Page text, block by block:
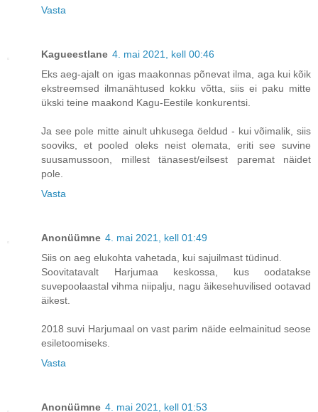
Vasta
Kagueestlane 4. mai 2021, kell 00:46
Eks aeg-ajalt on igas maakonnas põnevat ilma, aga kui kõik
ekstreemsed ilmanähtused kokku võtta, siis ei paku mitte
ükski teine maakond Kagu-Eestile konkurentsi.
Ja see pole mitte ainult uhkusega öeldud - kui võimalik, siis
sooviks, et pooled oleks neist olemata, eriti see suvine
suusamussoon, millest tänasest/eilsest paremat näidet
pole.
Vasta
Anonüümne 4. mai 2021, kell 01:49
Siis on aeg elukohta vahetada, kui sajuilmast tüdinud.
Soovitatavalt Harjumaa keskossa, kus oodatakse
suvepoolaastal vihma niipalju, nagu äikesehuvilised ootavad
äikest.
2018 suvi Harjumaal on vast parim näide eelmainitud seose
esiletoomiseks.
Vasta
Anonüümne 4. mai 2021, kell 01:53